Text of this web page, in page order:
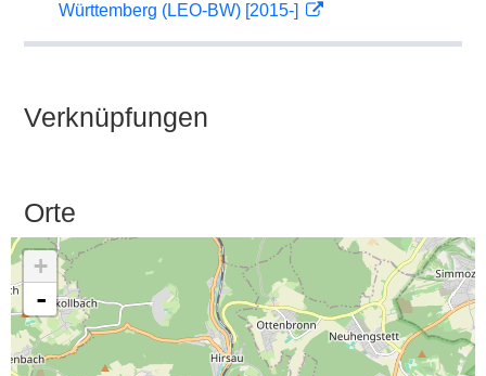
Württemberg (LEO-BW) [2015-]
Verknüpfungen
Orte
+
-